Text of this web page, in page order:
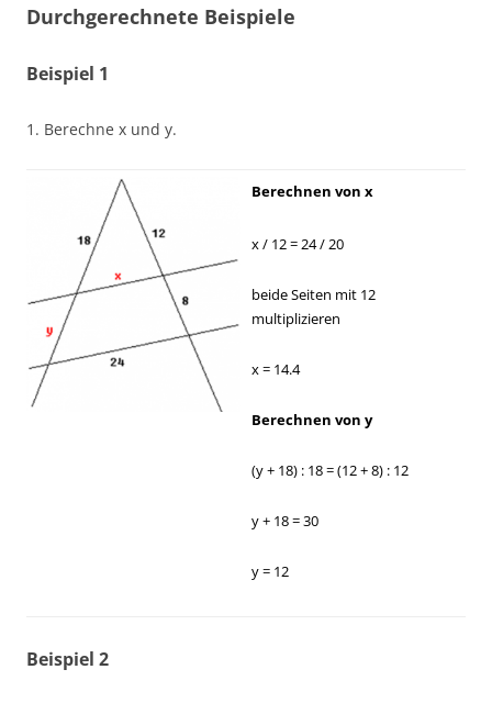
Durchgerechnete Beispiele
Beispiel 1
1. Berechne x und y.
Berechnen von x
x / 12 = 24 / 20
beide Seiten mit 12
multiplizieren
x = 14.4
Berechnen von y
(y + 18) : 18 = (12 + 8) : 12
y + 18 = 30
y = 12
Beispiel 2